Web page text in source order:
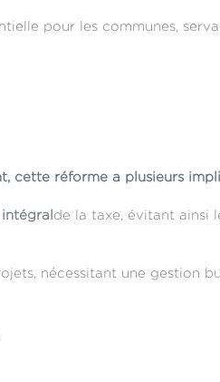
pour les communes,
cette réforme a plusieurs
de la taxe, évitant ainsi
nécessitant une gestion